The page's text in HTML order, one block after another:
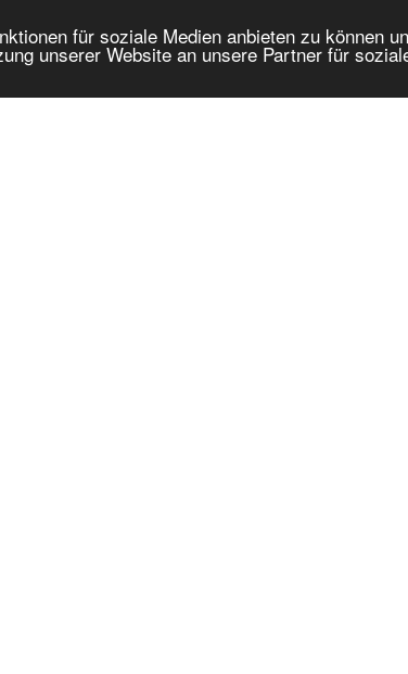
für soziale Medien anbieten zu können
unserer Website an unsere Partner für